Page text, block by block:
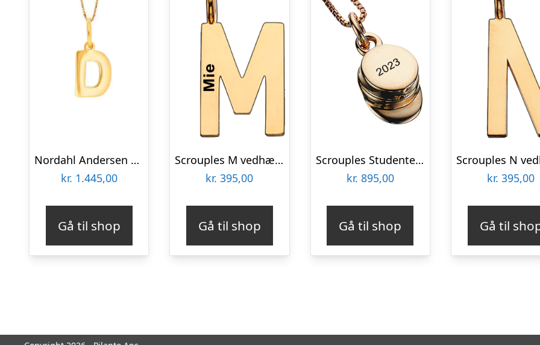
Nordahl Andersen 14 kt bogstav D
kr. 1.445,00
Gå til shop
Scrouples M vedhæng forgyldt inkl. kæde
kr. 395,00
Gå til shop
Scrouples Studenterhue vedhæng forgyldt inkl. kæde
kr. 895,00
Gå til shop
kr. 395,00
Gå til